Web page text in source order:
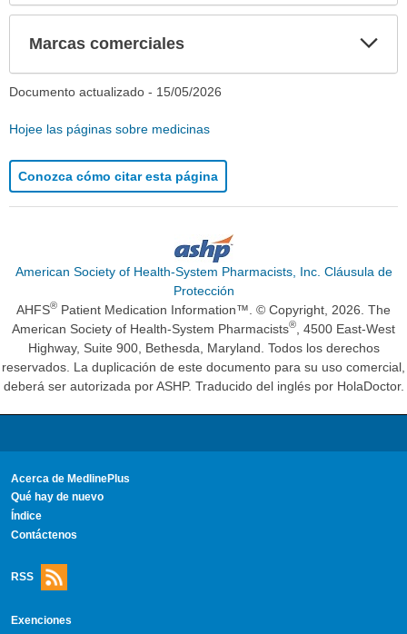
Marcas comerciales
Documento actualizado - 15/05/2026
Hojee las páginas sobre medicinas
Conozca cómo citar esta página
American Society of Health-System Pharmacists, Inc. Cláusula de
Protección
AHFS® Patient Medication Information™. © Copyright, 2026. The
American Society of Health-System Pharmacists®
, 4500 East-West
Highway, Suite 900, Bethesda, Maryland. Todos los derechos
reservados. La duplicación de este documento para su uso comercial,
deberá ser autorizada por ASHP. Traducido del inglés por HolaDoctor.
Acerca de MedlinePlus
Qué hay de nuevo
Índice
Contáctenos
RSS
Exenciones